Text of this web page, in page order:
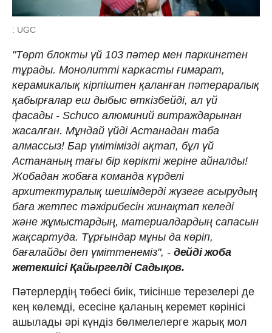
: UGC
"Төрт блокты үй 103 пәтер мен паркингтен
тұрады. Монолитті каркасты ғимарат,
керамикалық кірпіштен қаланған пәтераралық
қабырғалар еш дыбыс өткізбейді, ал үй
фасады - Schuco алюминий витраждарынан
жасалған. Мұндай үйді Астанадан таба
алмассыз! Бар үмітімізді ақтап, бұл үй
Астананың тағы бір көрікті жеріне айналды!
Жобадан жобаға команда күрделі
архитектуралық шешімдерді жүзеге асырудың
баға жетпес тәжірибесін жинақтап келеді
және жұмыстардың, материалдардың сапасын
жақсартуда. Тұрғындар мұны да көріп,
бағалайды деп үміттенеміз", - дейді жоба
жетекшісі Қайыргелді Садықов.
Пәтерлердің төбесі биік, тиісінше терезелері де
кең көлемді, есесіне қаланың керемет көрінісі
ашылады әрі күндіз бөлмелелерге жарық мол